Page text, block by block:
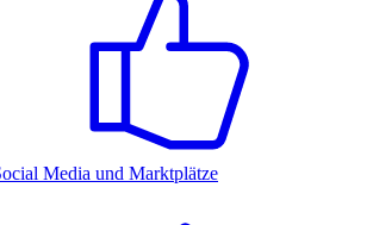
Media und Marktplätze